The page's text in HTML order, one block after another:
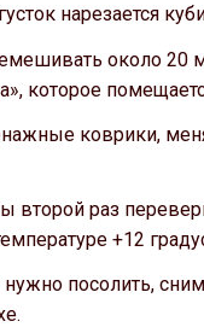
нарезается
около 20
которое
коврики,
второй раз
+12
посолить,